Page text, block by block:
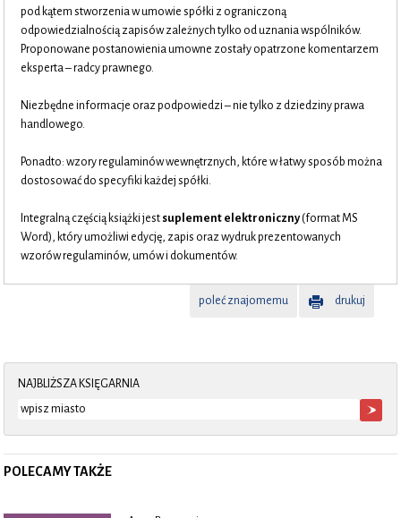
pod kątem stworzenia w umowie spółki z ograniczoną
odpowiedzialnością zapisów zależnych tylko od uznania wspólników.
Proponowane postanowienia umowne zostały opatrzone komentarzem
eksperta – radcy prawnego.
Niezbędne informacje oraz podpowiedzi – nie tylko z dziedziny prawa
handlowego.
Ponadto: wzory regulaminów wewnętrznych, które w łatwy sposób można
dostosować do specyfiki każdej spółki.
Integralną częścią książki jest suplement elektroniczny (format MS
Word), który umożliwi edycję, zapis oraz wydruk prezentowanych
wzorów regulaminów, umów i dokumentów.
poleć znajomemu drukuj
NAJBLIŻSZA KSIĘGARNIA
POLECAMY TAKŻE